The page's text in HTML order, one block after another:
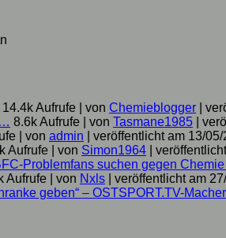
14.4k Aufrufe von Chemieblogger
8.6k Aufrufe von Tasmane1985
von admin
veröffentlicht am 13/05/
Aufrufe von Simon1964
Problemfans suchen gegen
Aufrufe von Nxls
veröffentlicht am
geben“ – OSTSPORT.TV-